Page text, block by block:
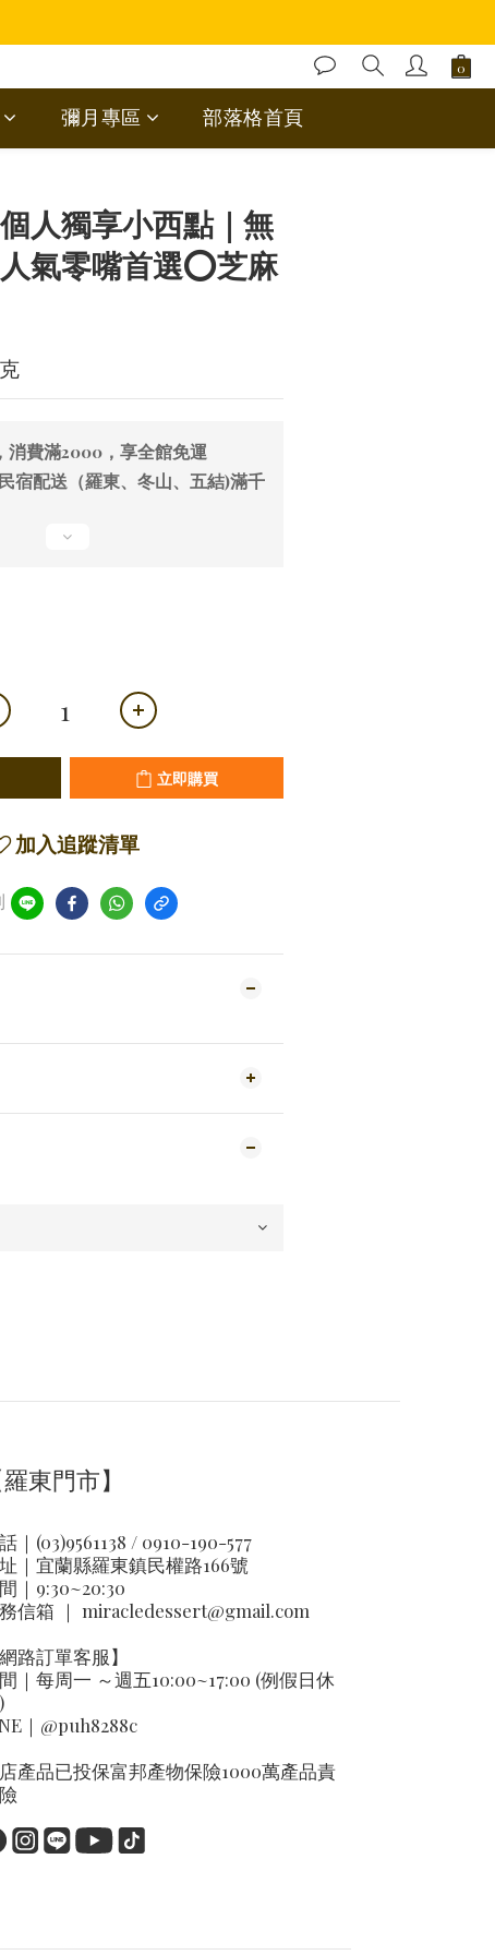
彌月專區 部落格首頁
人獨享小西點｜無
氣零嘴首選⭕芝麻
消費滿2000，享全館免運
宿配送（羅東、冬山、五結)滿千
立即購買
加入追蹤清單
羅東門市】
｜(03)9561138 / 0910-190-577
｜ 宜蘭縣羅東鎮民權路166號
｜9:30~20:30
信箱 ｜ miracledessert@gmail.com
網路訂單客服】
｜每周一 ～週五10:00~17:00 (例假日休
｜ @puh8288c
產品已投保富邦產物保險1000萬產品責